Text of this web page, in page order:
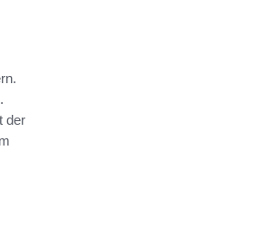
der